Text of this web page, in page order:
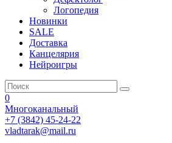
Логопедия
Новинки
SALE
Доставка
Канцелярия
Нейроигры
0
Многоканальный
+7 (3842) 45-24-22
vladtarak@mail.ru